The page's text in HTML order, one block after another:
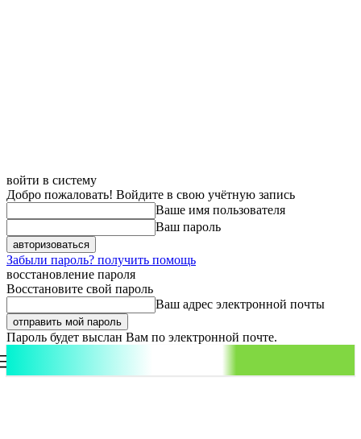
войти в систему
Добро пожаловать! Войдите в свою учётную запись
Ваше имя пользователя
Ваш пароль
Забыли пароль? получить помощь
восстановление пароля
Восстановите свой пароль
Ваш адрес электронной почты
Пароль будет выслан Вам по электронной почте.